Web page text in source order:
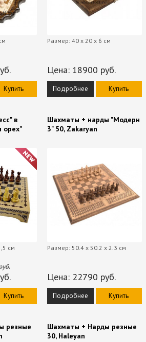
Купить
Размер: 40 х 20 х 6 см
Цена: 18900 руб.
Подробнее Купить
в
орех"
см
Купить
Шахматы + нарды "Модерн
3" 50, Zakaryan
Размер: 50.4 x 50.2 x 2.3 см
Цена: 22790 руб.
Подробнее Купить
резные
Шахматы + Нарды резные
30, Haleyan